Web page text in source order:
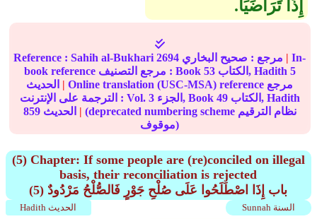
إِذَا تَرَاضَيَا‏.‏
Reference :Sahih al-Bukhari 2694 مرجع : صحيح البخاري | In-
book reference مرجع التصنيف : Book 53 الكتاب, Hadith 5
| Online translation (USC-MSA) reference مرجع
الترجمة على الإنترنت : Vol. 3 الجزء, Book 49
الكتاب, Hadith
859
| (deprecated numbering scheme نظام الترقيم
موقوف)
(5) Chapter: If some people are (re)conciled on illegal
basis, their reconciliation is rejected
(5) باب إِذَا اصْطَلَحُوا عَلَى صُلْحِ جَوْرٍ فَالصُّلْحُ مَرْدُودٌ
Sunnah السنة Hadith الحديث